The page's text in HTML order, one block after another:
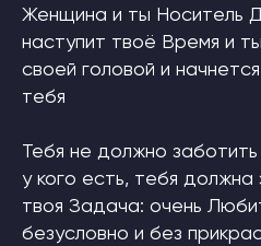
Женщина и ты Носитель
наступит твоё Время и
своей головой и
тебя
Тебя не должно заботить
у кого есть, тебя должна
твоя Задача: очень
безусловно и без